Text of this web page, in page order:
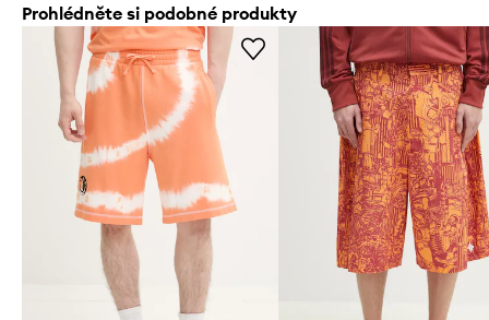
Prohlédněte si podobné produkty